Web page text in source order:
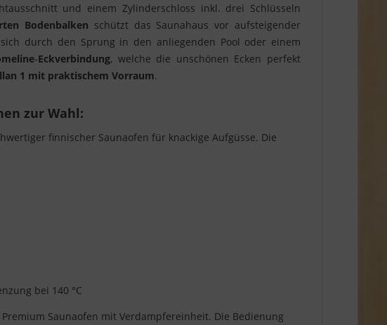
und einem Zylinderschloss inkl. drei Schlüsseln
Bodenbalken schützt das Saunahaus vor aufsteigender
durch den Sprung in den anliegenden Pool oder einem
-Eckverbindung, welche die unschönen Ecken perfekt
1 mit praktischem Vorraum.
zur Wahl:
finnischer Saunaofen für knackige Aufgüsse. Die
bei 140 °C
Premium Saunaofen mit Verdampfereinheit. Die Bedienung